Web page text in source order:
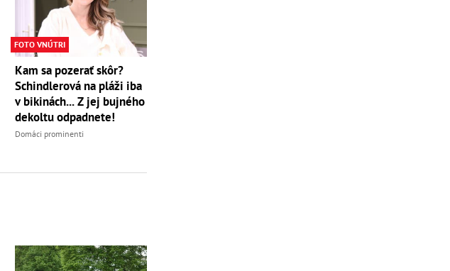
FOTO VNÚTRI
Kam sa pozerať skôr?
Schindlerová na pláži iba
v bikinách... Z jej bujného
dekoltu odpadnete!
Domáci prominenti